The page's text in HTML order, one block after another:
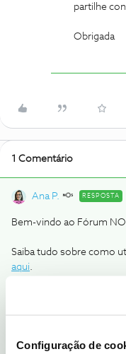
Configuração de
partilhe
Obrigada
1 Comentário
Ana P. RESPOSTA
Bem-vindo ao Fórum
Saiba tudo sobre como
aqui.
Caso tenha alguma